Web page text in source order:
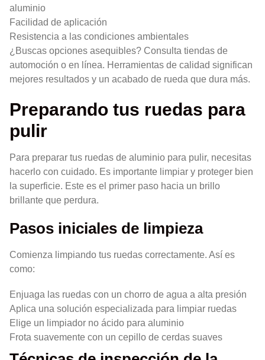
aluminio
Facilidad de aplicación
Resistencia a las condiciones ambientales
¿Buscas opciones asequibles? Consulta tiendas de
automoción o en línea. Herramientas de calidad significan
mejores resultados y un acabado de rueda que dura más.
Preparando tus ruedas para
pulir
Para preparar tus ruedas de aluminio para pulir, necesitas
hacerlo con cuidado. Es importante limpiar y proteger bien
la superficie. Este es el primer paso hacia un brillo
brillante que perdura.
Pasos iniciales de limpieza
Comienza limpiando tus ruedas correctamente. Así es
como:
Enjuaga las ruedas con un chorro de agua a alta presión
Aplica una solución especializada para limpiar ruedas
Elige un limpiador no ácido para aluminio
Frota suavemente con un cepillo de cerdas suaves